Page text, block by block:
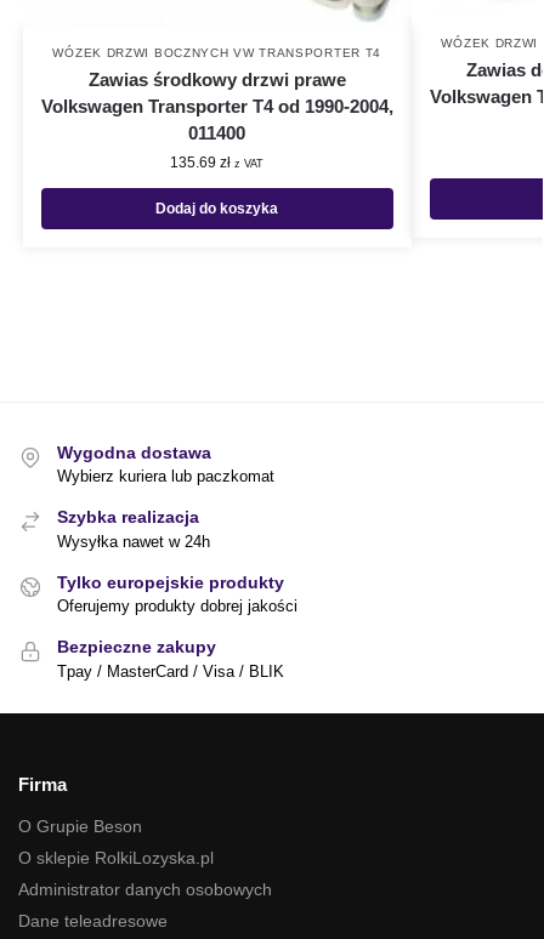
WÓZEK DRZWI BOCZNYCH VW TRANSPORTER T4
Zawias środkowy drzwi prawe
Volkswagen Transporter T4 od 1990-2004,
011400
135.69zł z VAT
Dodaj do koszyka
WÓZEK DRZWI
Zawias
Volkswagen
Wygodna dostawa
Wybierz kuriera lub paczkomat
Szybka realizacja
Wysyłka nawet w 24h
Tylko europejskie produkty
Oferujemy produkty dobrej jakości
Bezpieczne zakupy
Tpay / MasterCard / Visa / BLIK
Firma
O Grupie Beson
O sklepie RolkiLozyska.pl
Administrator danych osobowych
Dane teleadresowe